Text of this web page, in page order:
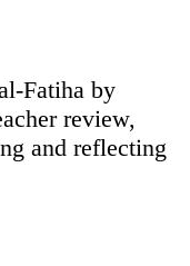
Fatiha by
review,
and reflecting